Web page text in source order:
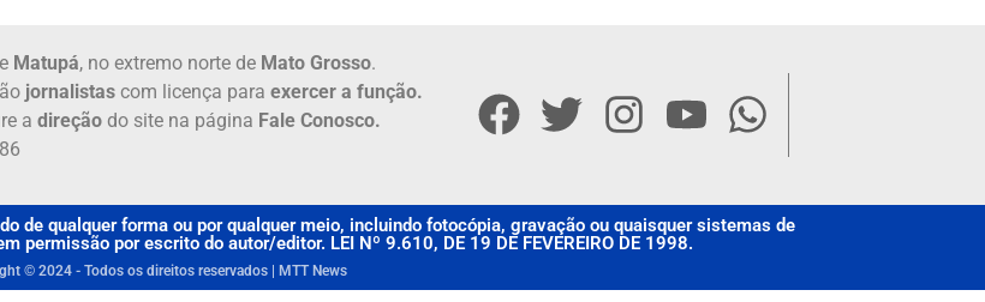
Matupá, no extremo norte de Mato Grosso.
jornalistascom licença para exercer a função.
a direçãodo site na página Fale Conosco.
de qualquer forma ou por qualquer meio, incluindo fotocópia, gravação ou quaisquer sistemas de
permissão por escrito do autor/editor. LEI Nº 9.610, DE 19 DE FEVEREIRO DE 1998.
© 2024 - Todos os direitos reservados | MTT News